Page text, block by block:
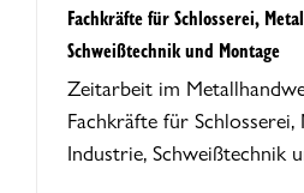
Fachkräfte für Schlosserei,
Schweißtechnik und Montage
Zeitarbeit im
Fachkräfte für Schlosserei,
Industrie, Schweißtechnik